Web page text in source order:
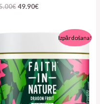
€49.90€
Izpārdošana!
oli:
8.90€.
Pašreizējā
ir:
5.20€.